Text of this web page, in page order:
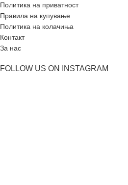
Политика на приватност
Правила на купување
Политика на колачиња
Контакт
За нас
FOLLOW US ON INSTAGRAM